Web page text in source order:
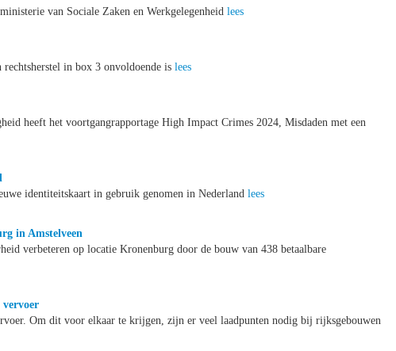
van Sociale Zaken en Werkgelegenheid lees
in box 3 onvoldoende is lees
heeft het voortgangrapportage High Impact Crimes 2024, Misdaden met een
identiteitskaart in gebruik genomen in Nederland lees
in Amstelveen
verbeteren op locatie Kronenburg door de bouw van 438 betaalbare
vervoer
Om dit voor elkaar te krijgen, zijn er veel laadpunten nodig bij rijksgebouwen